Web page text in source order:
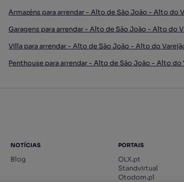
Armazéns para arrendar - Alto de São João - Alto do
Garagens para arrendar - Alto de São João - Alto do
Villa para arrendar - Alto de São João - Alto do
Penthouse para arrendar - Alto de São João - Alto do
NOTÍCIAS
Blog
PORTAIS
OLX.pt
Standvirtual
Otodom.pl